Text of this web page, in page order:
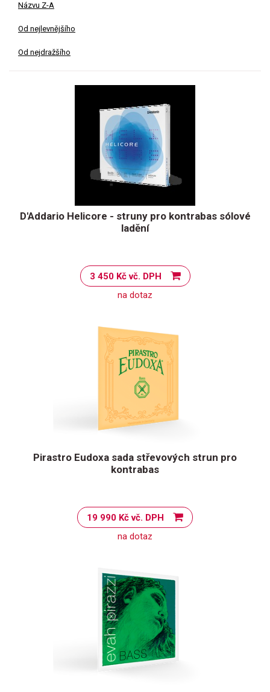
Názvu Z-A
Od nejlevnějšího
Od nejdražšího
D'Addario Helicore - struny pro kontrabas sólové
ladění
3 450 Kč vč. DPH
na dotaz
Pirastro Eudoxa sada střevových strun pro
kontrabas
19 990 Kč vč. DPH
na dotaz